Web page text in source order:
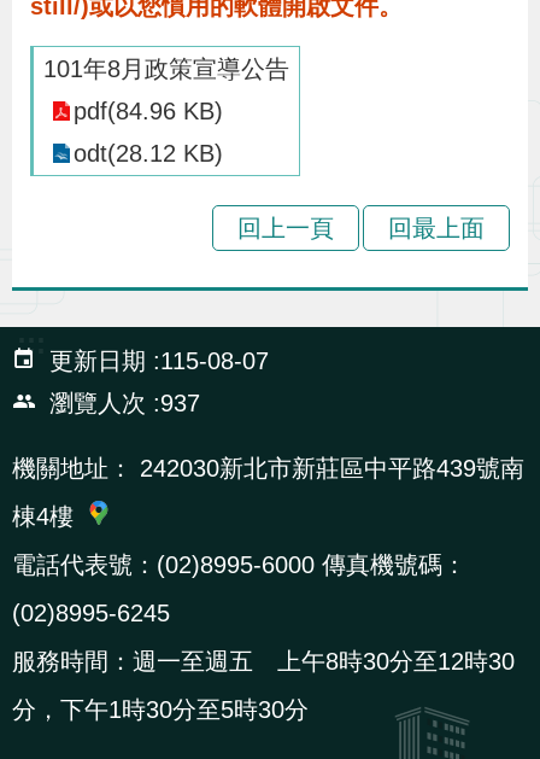
專
上
導
專
相
連
結
網
民
文
統
E
回
R
still/)或以您慣用的軟體開啟文件。
101年8月政策宣導公告
pdf(84.96 KB)
odt(28.12 KB)
回上一頁 回最上面
:::
更新日期
115-08-07
瀏覽人次
937
機關地址：
242030新北市新莊區中平路439號南
棟4樓
電話代表號：(02)8995-6000 傳真機號碼：
(02)8995-6245
服務時間：週一至週五 上午8時30分至12時30
分，下午1時30分至5時30分